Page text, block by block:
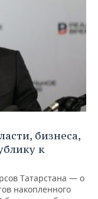
бизнеса,
к
Татарстана — о
накопленного